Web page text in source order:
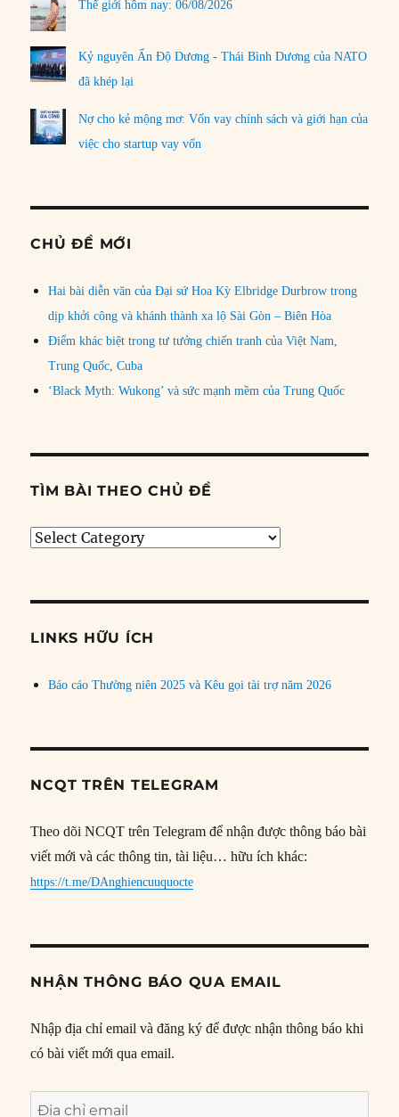
Thế giới hôm nay: 06/08/2026
Kỷ nguyên Ấn Độ Dương - Thái Bình Dương của NATO
đã khép lại
Nợ cho kẻ mộng mơ: Vốn vay chính sách và giới hạn của
việc cho startup vay vốn
CHỦ ĐỀ MỚI
Hai bài diễn văn của Đại sứ Hoa Kỳ Elbridge Durbrow trong
dịp khởi công và khánh thành xa lộ Sài Gòn – Biên Hòa
Điểm khác biệt trong tư tưởng chiến tranh của Việt Nam,
Trung Quốc, Cuba
‘Black Myth: Wukong’ và sức mạnh mềm của Trung Quốc
TÌM BÀI THEO CHỦ ĐỀ
Tìm
đề
LINKS HỮU ÍCH
Báo cáo Thường niên 2025 và Kêu gọi tài trợ năm 2026
NCQT TRÊN TELEGRAM
Theo dõi NCQT trên Telegram để nhận được thông báo bài
viết mới và các thông tin, tài liệu… hữu ích khác:
https://t.me/DAnghiencuuquocte
NHẬN THÔNG BÁO QUA EMAIL
Nhập địa chỉ email và đăng ký để được nhận thông báo khi
có bài viết mới qua email.
Địa